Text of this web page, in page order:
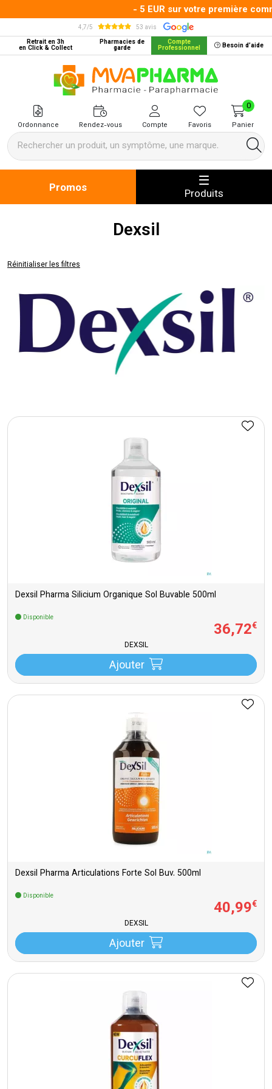
- 5 EUR sur votre première
4,7/5
53 avis
Retrait en 3h
en Click & Collect
Pharmacies de
garde
Compte
Professionnel Besoin d’aide
MVA Pharma Votre pharmacie
Ordonnance Rendez-vous Compte Favoris Panier
0
Promos Produits
Dexsil
Réinitialiser les filtres
Dexsil Pharma Silicium Organique Sol Buvable 500ml
Disponible
36,72€
DEXSIL
Ajouter
Dexsil Pharma Articulations Forte Sol Buv. 500ml
Disponible
40,99€
DEXSIL
Ajouter